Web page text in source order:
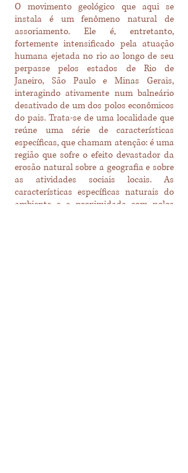
O movimento geológico que aqui se
instala é um fenômeno natural de
assoriamento. Ele é, entretanto,
fortemente intensificado pela atuação
humana ejetada no rio ao longo de seu
perpasse pelos estados de Rio de
Janeiro, São Paulo e Minas Gerais,
interagindo ativamente num balneário
desativado de um dos polos econômicos
do pais. Trata-se de uma localidade que
reúne uma série de características
específicas, que chamam atenção: é uma
região que sofre o efeito devastador da
erosão natural sobre a geografia e sobre
as atividades sociais locais. As
características específicas naturais do
ambiente e a proximidade com polos